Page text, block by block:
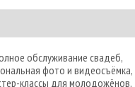
обслуживание свадеб,
фото и видеосъёмка,
классы для молодожёнов.